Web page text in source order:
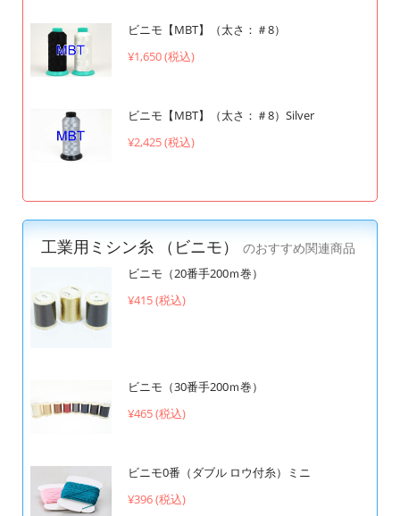
ビニモ【MBT】（太さ：＃8）
¥1,650 (税込)
ビニモ【MBT】（太さ：＃8）Silver
¥2,425 (税込)
工業用ミシン糸 （ビニモ）
のおすすめ関連商品
ビニモ（20番手200ｍ巻）
¥415 (税込)
ビニモ（30番手200ｍ巻）
¥465 (税込)
ビニモ0番（ダブル ロウ付糸）ミニ
¥396 (税込)